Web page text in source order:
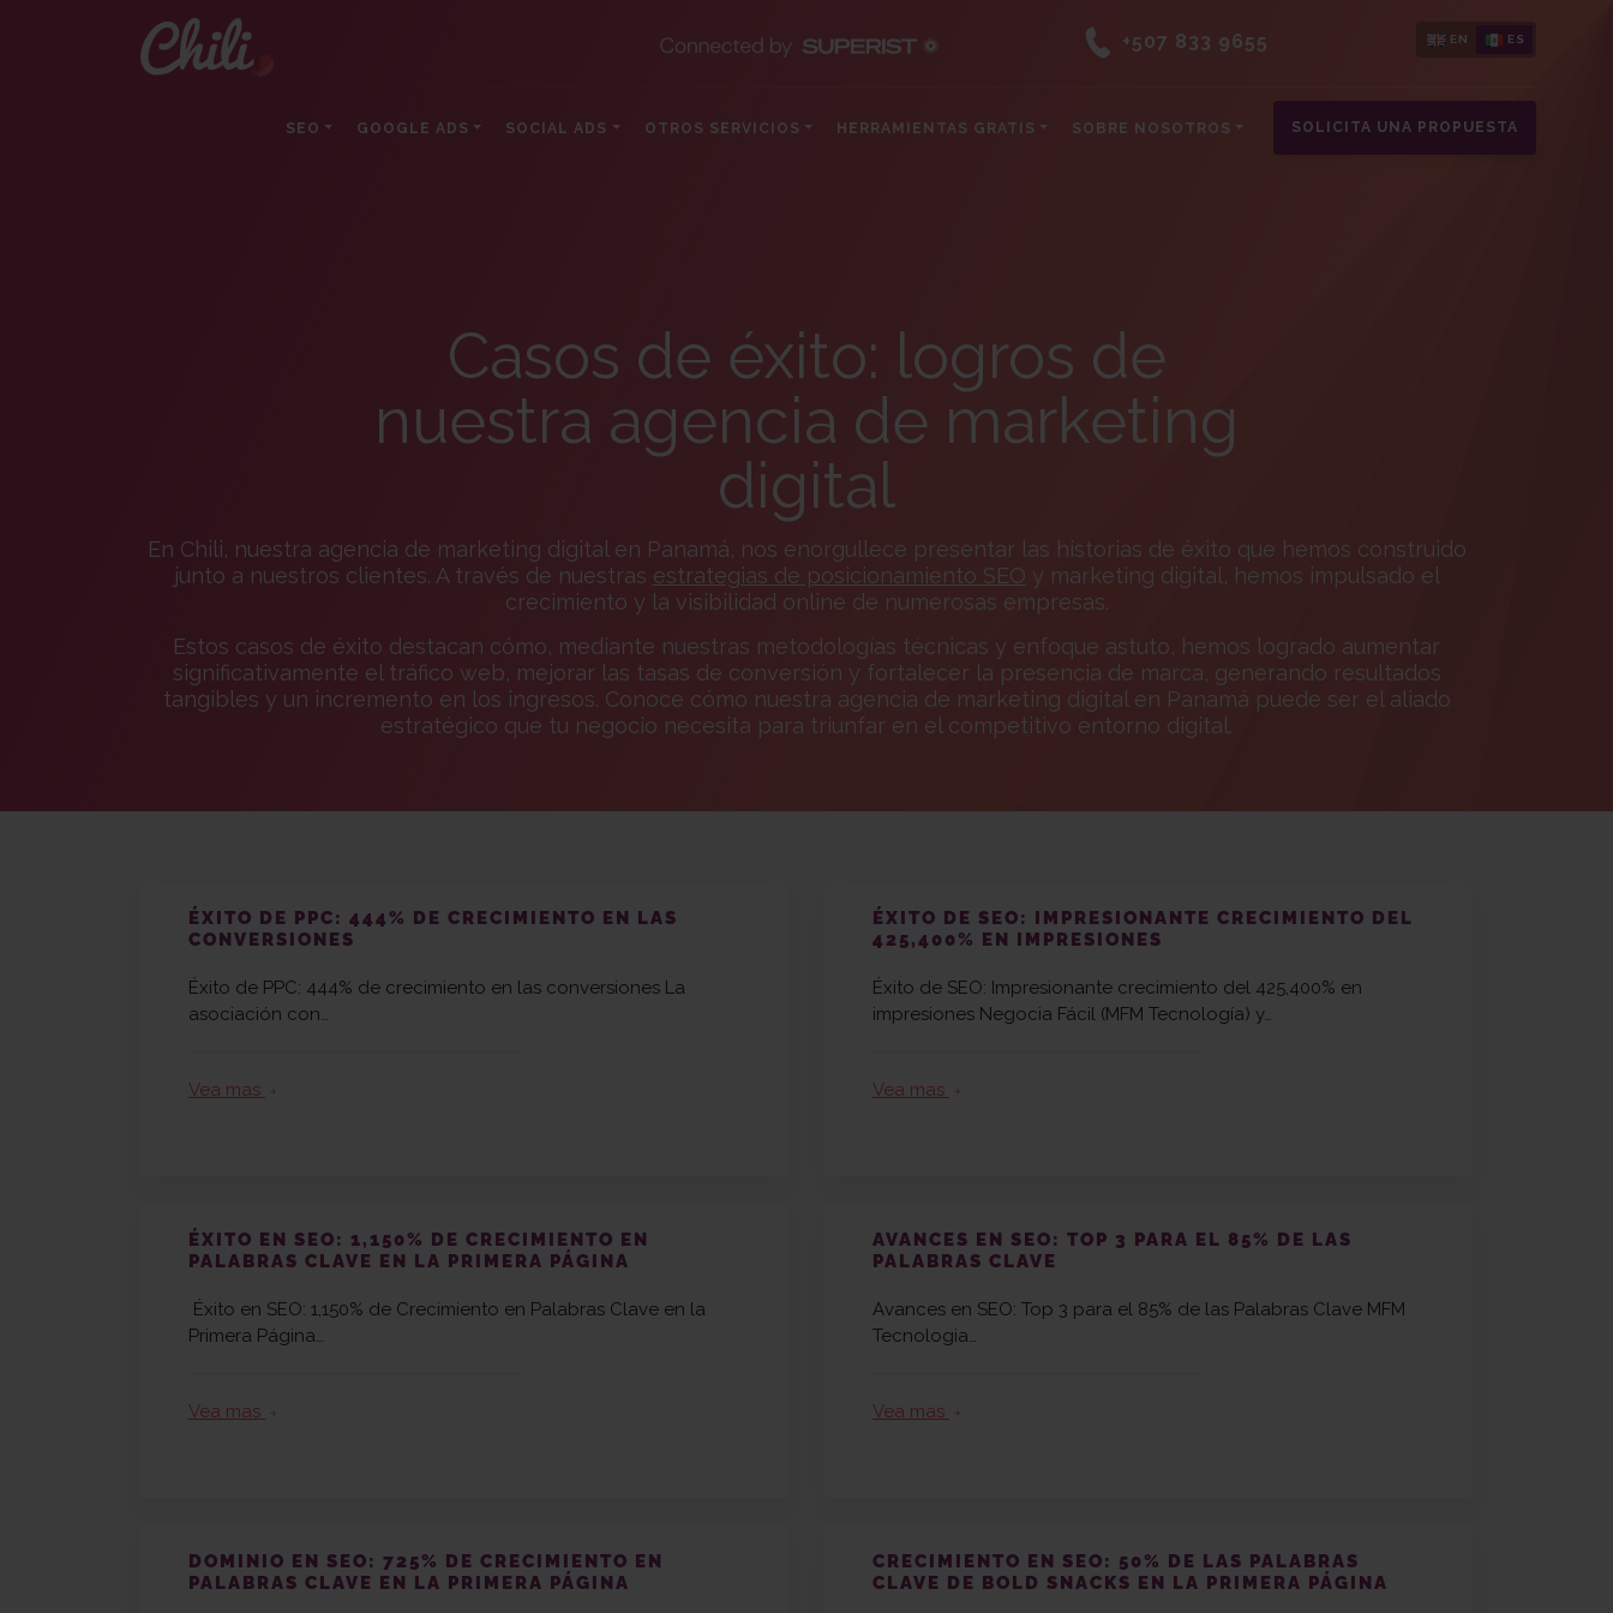
+507 833 9655 EN ES
SEO GOOGLE ADS SOCIAL ADS OTROS SERVICIOS HERRAMIENTAS GRATIS SOBRE NOSOTROS SOLICITA UNA PROPUESTA
Casos de éxito: logros de
nuestra agencia de marketing
digital
En Chili, nuestra agencia de marketing digital en Panamá, nos enorgullece presentar las historias de éxito que hemos construido
junto a nuestros clientes. A través de nuestras estrategias de posicionamiento SEO y marketing digital, hemos impulsado el
crecimiento y la visibilidad online de numerosas empresas.
Estos casos de éxito destacan cómo, mediante nuestras metodologías técnicas y enfoque astuto, hemos logrado aumentar
significativamente el tráfico web, mejorar las tasas de conversión y fortalecer la presencia de marca, generando resultados
tangibles y un incremento en los ingresos. Conoce cómo nuestra agencia de marketing digital en Panamá puede ser el aliado
estratégico que tu negocio necesita para triunfar en el competitivo entorno digital.
ÉXITO DE PPC: 444% DE CRECIMIENTO EN LAS
CONVERSIONES
Éxito de PPC: 444% de crecimiento en las conversiones La
asociación con…
Vea mas arrow_forward
ÉXITO DE SEO: IMPRESIONANTE CRECIMIENTO DEL
425,400% EN IMPRESIONES
Éxito de SEO: Impresionante crecimiento del 425,400% en
impresiones Negocia Fácil (MFM Tecnología) y…
Vea mas arrow_forward
ÉXITO EN SEO: 1,150% DE CRECIMIENTO EN
PALABRAS CLAVE EN LA PRIMERA PÁGINA
Éxito en SEO: 1,150% de Crecimiento en Palabras Clave en la
Primera Página…
Vea mas arrow_forward
AVANCES EN SEO: TOP 3 PARA EL 85% DE LAS
PALABRAS CLAVE
Avances en SEO: Top 3 para el 85% de las Palabras Clave MFM
Tecnologia…
Vea mas arrow_forward
DOMINIO EN SEO: 725% DE CRECIMIENTO EN
PALABRAS CLAVE EN LA PRIMERA PÁGINA
CRECIMIENTO EN SEO: 50% DE LAS PALABRAS
CLAVE DE BOLD SNACKS EN LA PRIMERA PÁGINA